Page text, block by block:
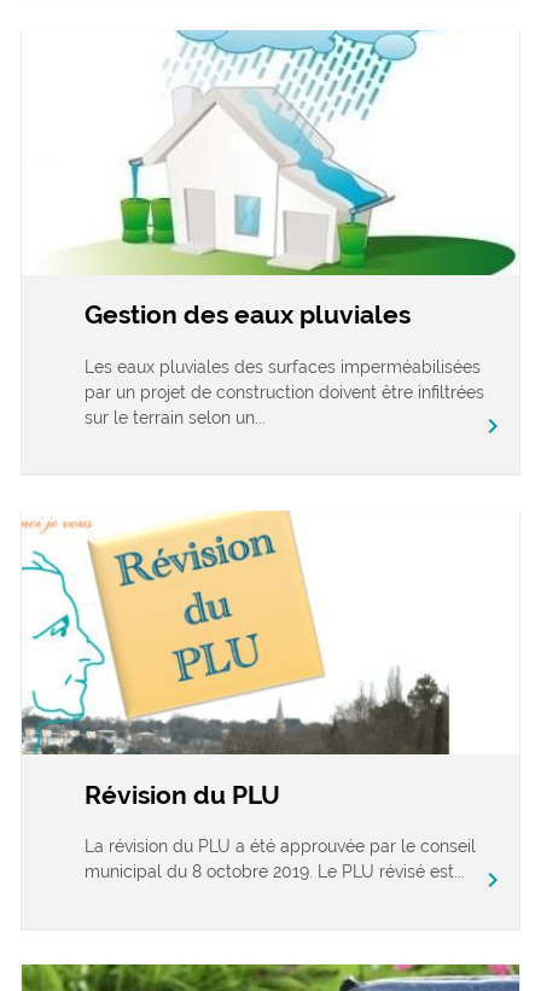
Gestion des eaux pluviales
Les eaux pluviales des surfaces imperméabilisées
par un projet de construction doivent être infiltrées
sur le terrain selon un...
chevron_right
Révision du PLU
La révision du PLU a été approuvée par le conseil
municipal du 8 octobre 2019. Le PLU révisé est...
chevron_right